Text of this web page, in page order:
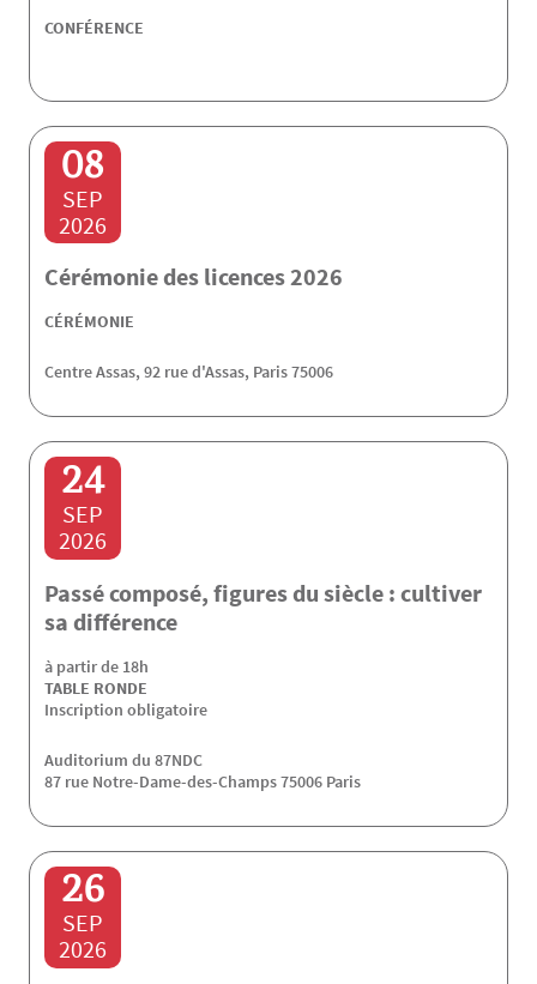
CONFÉRENCE
08
SEP
2026
Cérémonie des licences 2026
CÉRÉMONIE
Centre Assas, 92 rue d'Assas, Paris 75006
24
SEP
2026
Passé composé, figures du siècle : cultiver
sa différence
à partir de 18h
TABLE RONDE
Inscription obligatoire
Auditorium du 87NDC
87 rue Notre-Dame-des-Champs 75006 Paris
26
SEP
2026